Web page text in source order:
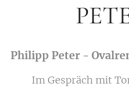
Philipp Peter -
Im Gespräch mit